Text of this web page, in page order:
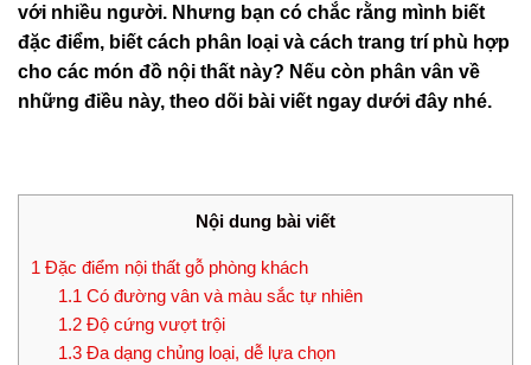
với nhiều người. Nhưng bạn có chắc rằng mình biết
đặc điểm, biết cách phân loại và cách trang trí phù hợp
cho các món đồ nội thất này? Nếu còn phân vân về
những điều này, theo dõi bài viết ngay dưới đây nhé.
Nội dung bài viết
1 Đặc điểm nội thất gỗ phòng khách
1.1 Có đường vân và màu sắc tự nhiên
1.2Độ cứng vượt trội
1.3Đa dạng chủng loại, dễ lựa chọn